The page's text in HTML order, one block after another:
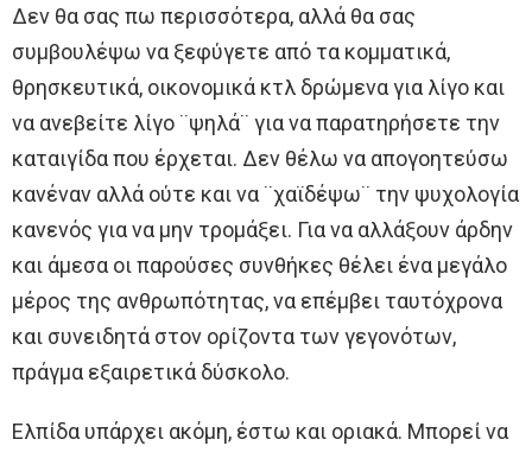
Δεν θα σας πω περισσότερα, αλλά θα σας
συμβουλέψω να ξεφύγετε από τα κομματικά,
θρησκευτικά, οικονομικά κτλ δρώμενα για λίγο και
να ανεβείτε λίγο ¨ψηλά¨ για να παρατηρήσετε την
καταιγίδα που έρχεται. Δεν θέλω να απογοητεύσω
κανέναν αλλά ούτε και να ¨χαϊδέψω¨ την ψυχολογία
κανενός για να μην τρομάξει. Για να αλλάξουν άρδην
και άμεσα οι παρούσες συνθήκες θέλει ένα μεγάλο
μέρος της ανθρωπότητας, να επέμβει ταυτόχρονα
και συνειδητά στον ορίζοντα των γεγονότων,
πράγμα εξαιρετικά δύσκολο.
Ελπίδα υπάρχει ακόμη, έστω και οριακά. Μπορεί να